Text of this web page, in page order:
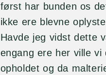
først har bunden os
ikke ere blevne
Havde jeg vidst dette
engang ere her ville
opholdet og da